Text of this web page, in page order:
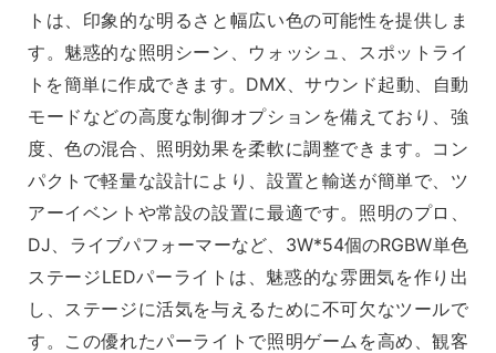
トは、印象的な明るさと幅広い色の可能性を提供しま
す。魅惑的な照明シーン、ウォッシュ、スポットライ
トを簡単に作成できます。DMX、サウンド起動、自動
モードなどの高度な制御オプションを備えており、強
度、色の混合、照明効果を柔軟に調整できます。コン
パクトで軽量な設計により、設置と輸送が簡単で、ツ
アーイベントや常設の設置に最適です。照明のプロ、
DJ、ライブパフォーマーなど、3W*54個のRGBW単色
ステージLEDパーライトは、魅惑的な雰囲気を作り出
し、ステージに活気を与えるために不可欠なツールで
す。この優れたパーライトで照明ゲームを高め、観客